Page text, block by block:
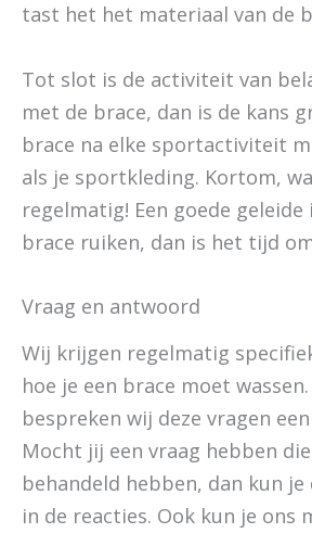
tast het het materiaal van de
Tot slot is de activiteit van
met de brace, dan is de kans
brace na elke sportactiviteit
als je sportkleding. Kortom,
regelmatig! Een goede geleide
brace ruiken, dan is het tijd
Vraag en antwoord
Wij krijgen regelmatig
hoe je een brace moet
bespreken wij deze vragen
Mocht jij een vraag hebben
behandeld hebben, dan kun
in de reacties. Ook kun je ons